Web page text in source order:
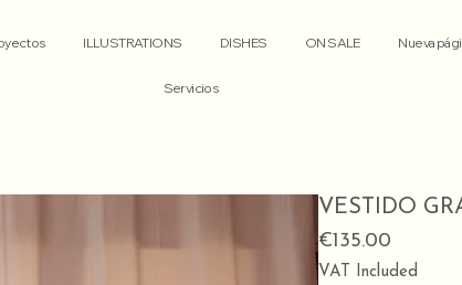
ILLUSTRATIONS DISHES ON SALE Nueva
Servicios
VESTIDO
€135.00
VAT Included